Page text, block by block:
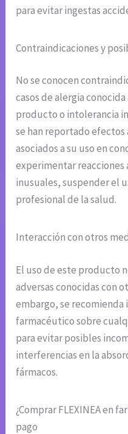
para evitar ingestas
Contraindicaciones y
No se conocen
casos de alergia
producto o intolerancia
se han reportado efectos
asociados a su uso en
experimentar reacciones
inusuales, suspender el
profesional de la salud.
Interacción con otros
El uso de este producto
adversas conocidas con
embargo, se recomienda
farmacéutico sobre
para evitar posibles
interferencias en la
fármacos.
¿Comprar FLEXINEA en
pago